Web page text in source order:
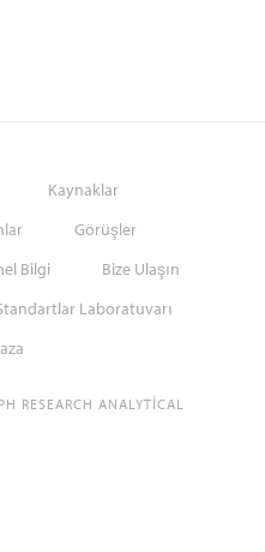
Kaynaklar
Görüşler
Bilgi
Bize Ulaşın
Laboratuvarı
RESEARCH ANALYTICAL